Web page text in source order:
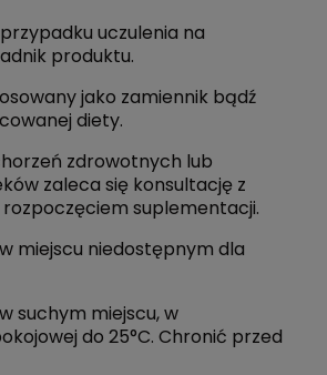
uczulenia na
produktu.
jako zamiennik bądź
diety.
zdrowotnych lub
zaleca się konsultację z
suplementacji.
miejscu niedostępnym dla
suchym miejscu, w
do 25°C. Chronić przed